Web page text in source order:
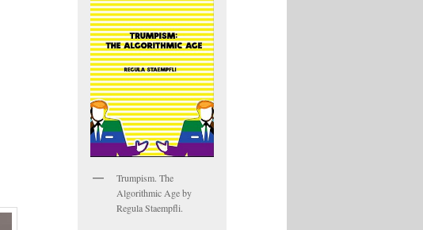
Trumpism. The
Algorithmic Age by
Regula Staempfli.